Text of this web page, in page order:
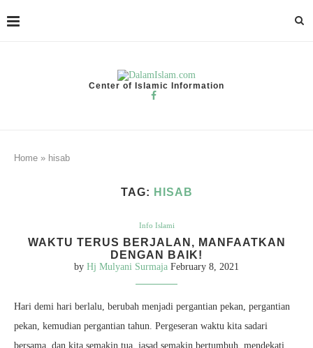
Center of Islamic Information
Home » hisab
TAG: HISAB
Info Islami
WAKTU TERUS BERJALAN, MANFAATKAN
DENGAN BAIK!
by Hj Mulyani Surmaja February 8, 2021
Hari demi hari berlalu, berubah menjadi pergantian pekan, pergantian
pekan, kemudian pergantian tahun. Pergeseran waktu kita sadari
bersama, dan kita semakin tua, jasad semakin bertumbuh, mendekati